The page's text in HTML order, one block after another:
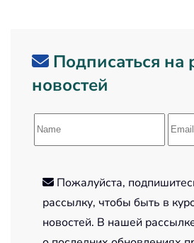
Подписаться на
новостей
Пожалуйста,
рассылку, чтобы быть в
новостей. В нашей